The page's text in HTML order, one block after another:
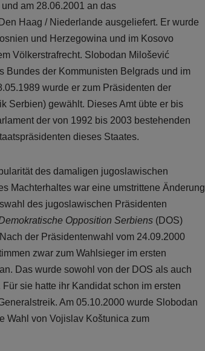
am 28.06.2001 an das
Haag / Niederlande ausgeliefert. Er wurde
und Herzegowina und im Kosovo
Völkerstrafrecht. Slobodan Milošević
Bundes der Kommunisten Belgrads und im
wurde er zum Präsidenten der
Serbien) gewählt. Dieses Amt übte er bis
der von 1992 bis 2003 bestehenden
dieses Staates.
des damaligen jugoslawischen
Machterhaltes war eine umstrittene Änderung
des jugoslawischen Präsidenten
Opposition Serbiens (DOS)
der Präsidentenwahl vom 24.09.2000
zwar zum Wahlsieger im ersten
Das wurde sowohl von der DOS als auch
sie hatte ihr Kandidat schon im ersten
Am 05.10.2000 wurde Slobodan
Wahl von Vojislav Koštunica zum